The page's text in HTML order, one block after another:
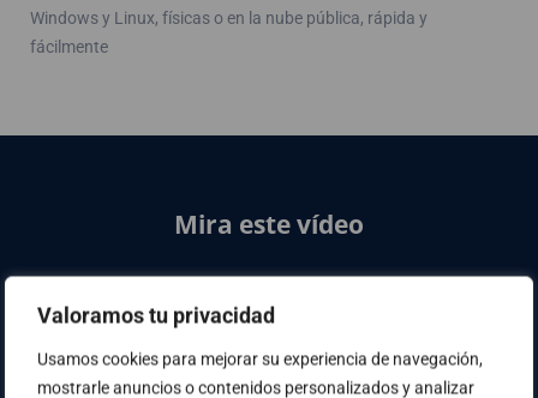
Valoramos tu privacidad
Usamos cookies para mejorar su experiencia de navegación,
mostrarle anuncios o contenidos personalizados y analizar
Windows y Linux, físicas o en la nube pública, rápida y
fácilmente
Mira este vídeo
What's new in Veeam Availability Suite 9.5